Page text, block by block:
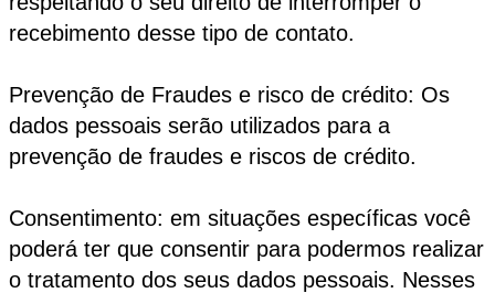
recebimento desse tipo de contato.
Prevenção de Fraudes e risco de crédito: Os
dados pessoais serão utilizados para a
prevenção de fraudes e riscos de crédito.
Consentimento: em situações específicas você
poderá ter que consentir para podermos realizar
o tratamento dos seus dados pessoais. Nesses